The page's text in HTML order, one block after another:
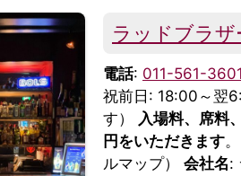
ラッドブラザ
電話: 011-561-3601
祝前日: 18:00～翌
す） 入場料、席料
円をいただきます
ルマップ） 会社名: